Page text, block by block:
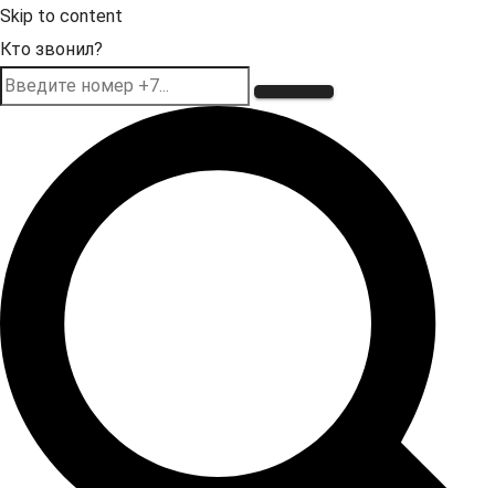
Skip to content
Кто звонил?